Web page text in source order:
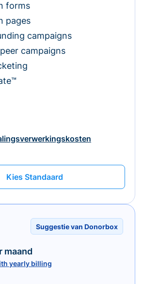
forms
pages
campaigns
campaigns
Kies Standaard
Suggestie van Donorbox
maand
yearly billing